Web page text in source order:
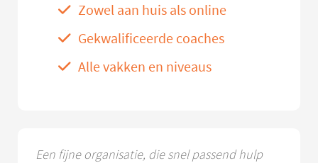
Zowel aan huis als online
Gekwalificeerde coaches
Alle vakken en niveaus
Een fijne organisatie, die snel passend hulp